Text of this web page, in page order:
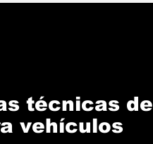
técnicas de
vehículos